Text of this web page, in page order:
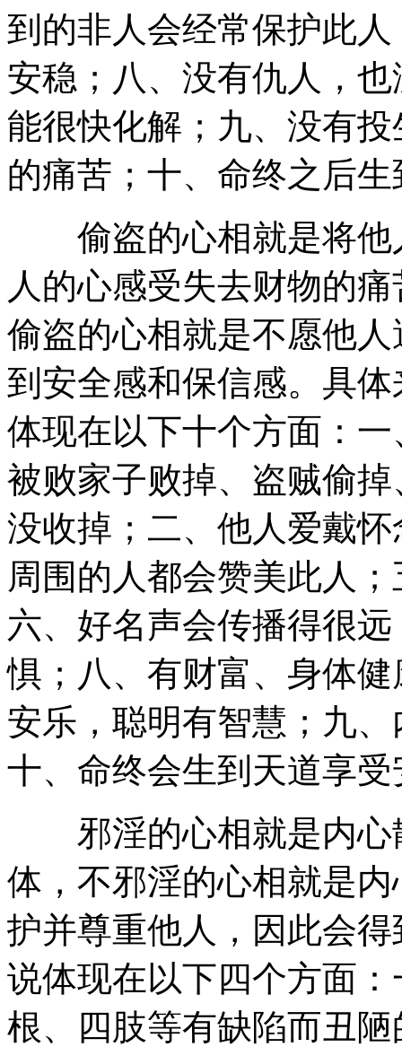
到的非人会经常保护此
安稳；八、没有仇人，
能很快化解；九、没有
的痛苦；十、命终之后
偷盗的心相就是将他
人的心感受失去财物的
偷盗的心相就是不愿他
到安全感和保信感。具
体现在以下十个方面：
被败家子败掉、盗贼偷
没收掉；二、他人爱戴
周围的人都会赞美此人
六、好名声会传播得很
惧；八、有财富、身体
安乐，聪明有智慧；九
十、命终会生到天道享受
邪淫的心相就是内心
体，不邪淫的心相就是
护并尊重他人，因此会
说体现在以下四个方面
根、四肢等有缺陷而丑